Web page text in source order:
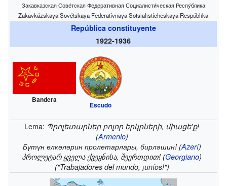
Закавказская Сове́тская Федеративная Социалисти́ческая Респу́блика
Zakavkázskaya Sovétskaya Federatívnaya Sotsialistícheskaya Respúblika
República constituyente
1922-1936
Bandera
Escudo
Lema: Պրոլետարներ բոլոր երկրների, միացե'ք!
(Armenio)
Бүтүн өлкәләрин пролетарлары, бирләшин! (Azerí)
პროლეტარ ყველა ქვეყნისა, შეერთდით! (Georgiano)
("Trabajadores del mundo, ¡uníos!")